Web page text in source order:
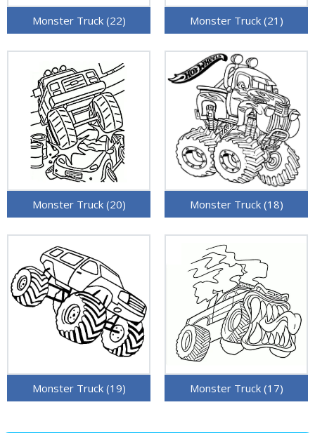
Monster Truck (22) Monster Truck (21)
Monster Truck (20) Monster Truck (18)
Monster Truck (19) Monster Truck (17)